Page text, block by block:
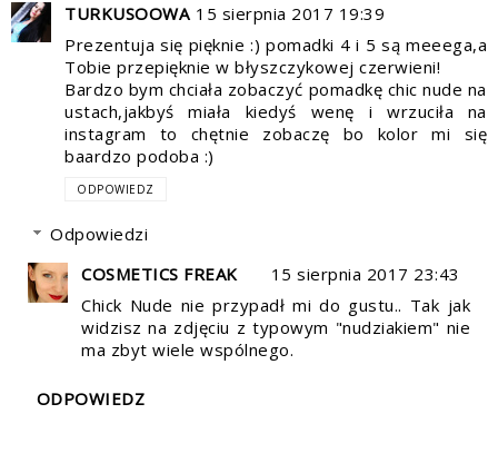
TURKUSOOWA 15 sierpnia 2017 19:39
Prezentuja się pięknie :) pomadki 4 i 5 są meeega,a
Tobie przepięknie w błyszczykowej czerwieni!
Bardzo bym chciała zobaczyć pomadkę chic nude na
ustach,jakbyś miała kiedyś wenę i wrzuciła na
instagram to chętnie zobaczę bo kolor mi się
baardzo podoba :)
ODPOWIEDZ
Odpowiedzi
COSMETICS FREAK
15 sierpnia 2017 23:43
Chick Nude nie przypadł mi do gustu.. Tak jak
widzisz na zdjęciu z typowym "nudziakiem" nie
ma zbyt wiele wspólnego.
ODPOWIEDZ